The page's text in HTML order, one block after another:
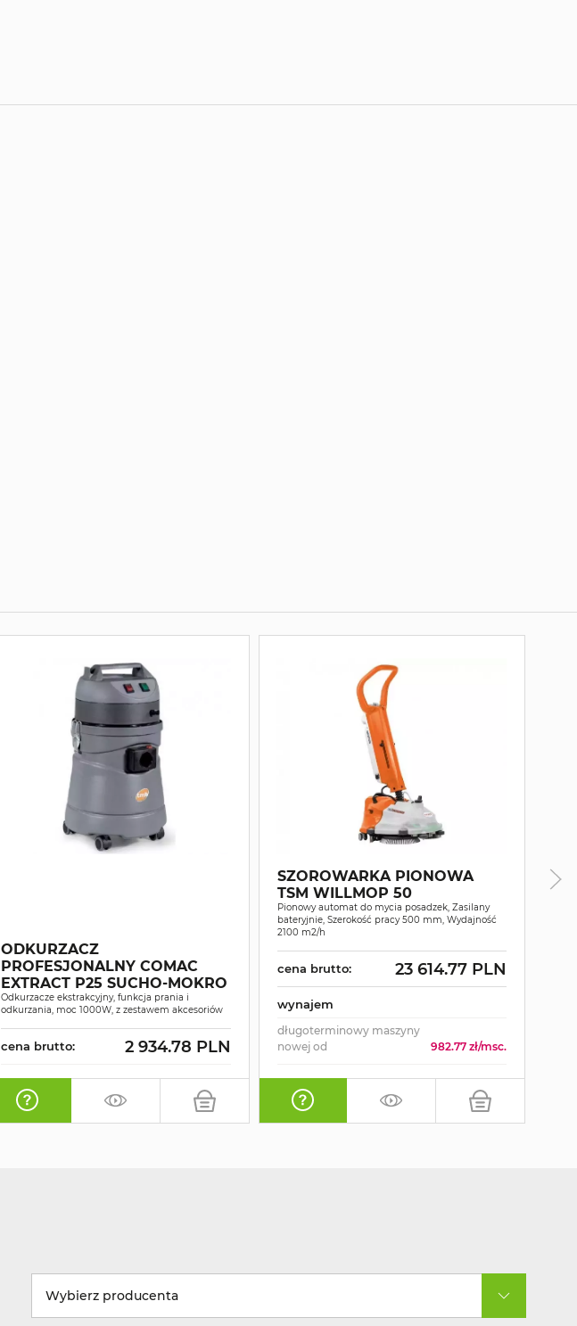
ODKURZACZ
PROFESJONALNY COMAC
EXTRACT P25 SUCHO-MOKRO
Odkurzacze ekstrakcyjny, funkcja prania i
odkurzania, moc 1000W, z zestawem akcesoriów
cena brutto: 2 934.78 PLN
SZOROWARKA PIONOWA
TSM WILLMOP 50
Pionowy automat do mycia posadzek, Zasilany
bateryjnie, Szerokość pracy 500 mm, Wydajność
2100 m2/h
cena brutto: 23 614.77 PLN
wynajem
długoterminowy maszyny
nowej od
982.77 zł/msc.
Wybierz producenta